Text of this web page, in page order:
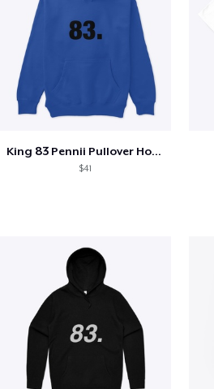
King 83 Pennii Pullover Hoodie
$41